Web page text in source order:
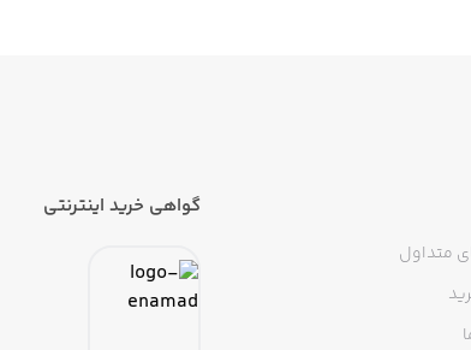
to purchase subscription, you can simply
متداول
گواهی خرید اینترنتی